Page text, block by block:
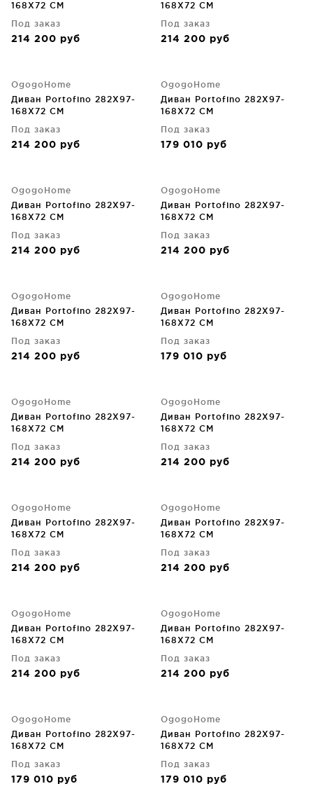
168X72 CM
Под заказ
214 200 руб
168X72 CM
Под заказ
214 200 руб
OgogoHome
Диван Portofino 282X97-
168X72 CM
Под заказ
214 200 руб
OgogoHome
Диван Portofino 282X97-
168X72 CM
Под заказ
179 010 руб
OgogoHome
Диван Portofino 282X97-
168X72 CM
Под заказ
214 200 руб
OgogoHome
Диван Portofino 282X97-
168X72 CM
Под заказ
214 200 руб
OgogoHome
Диван Portofino 282X97-
168X72 CM
Под заказ
214 200 руб
OgogoHome
Диван Portofino 282X97-
168X72 CM
Под заказ
179 010 руб
OgogoHome
Диван Portofino 282X97-
168X72 CM
Под заказ
214 200 руб
OgogoHome
Диван Portofino 282X97-
168X72 CM
Под заказ
214 200 руб
OgogoHome
Диван Portofino 282X97-
168X72 CM
Под заказ
214 200 руб
OgogoHome
Диван Portofino 282X97-
168X72 CM
Под заказ
214 200 руб
OgogoHome
Диван Portofino 282X97-
168X72 CM
Под заказ
214 200 руб
OgogoHome
Диван Portofino 282X97-
168X72 CM
Под заказ
214 200 руб
OgogoHome
Диван Portofino 282X97-
168X72 CM
Под заказ
179 010 руб
OgogoHome
Диван Portofino 282X97-
168X72 CM
Под заказ
179 010 руб